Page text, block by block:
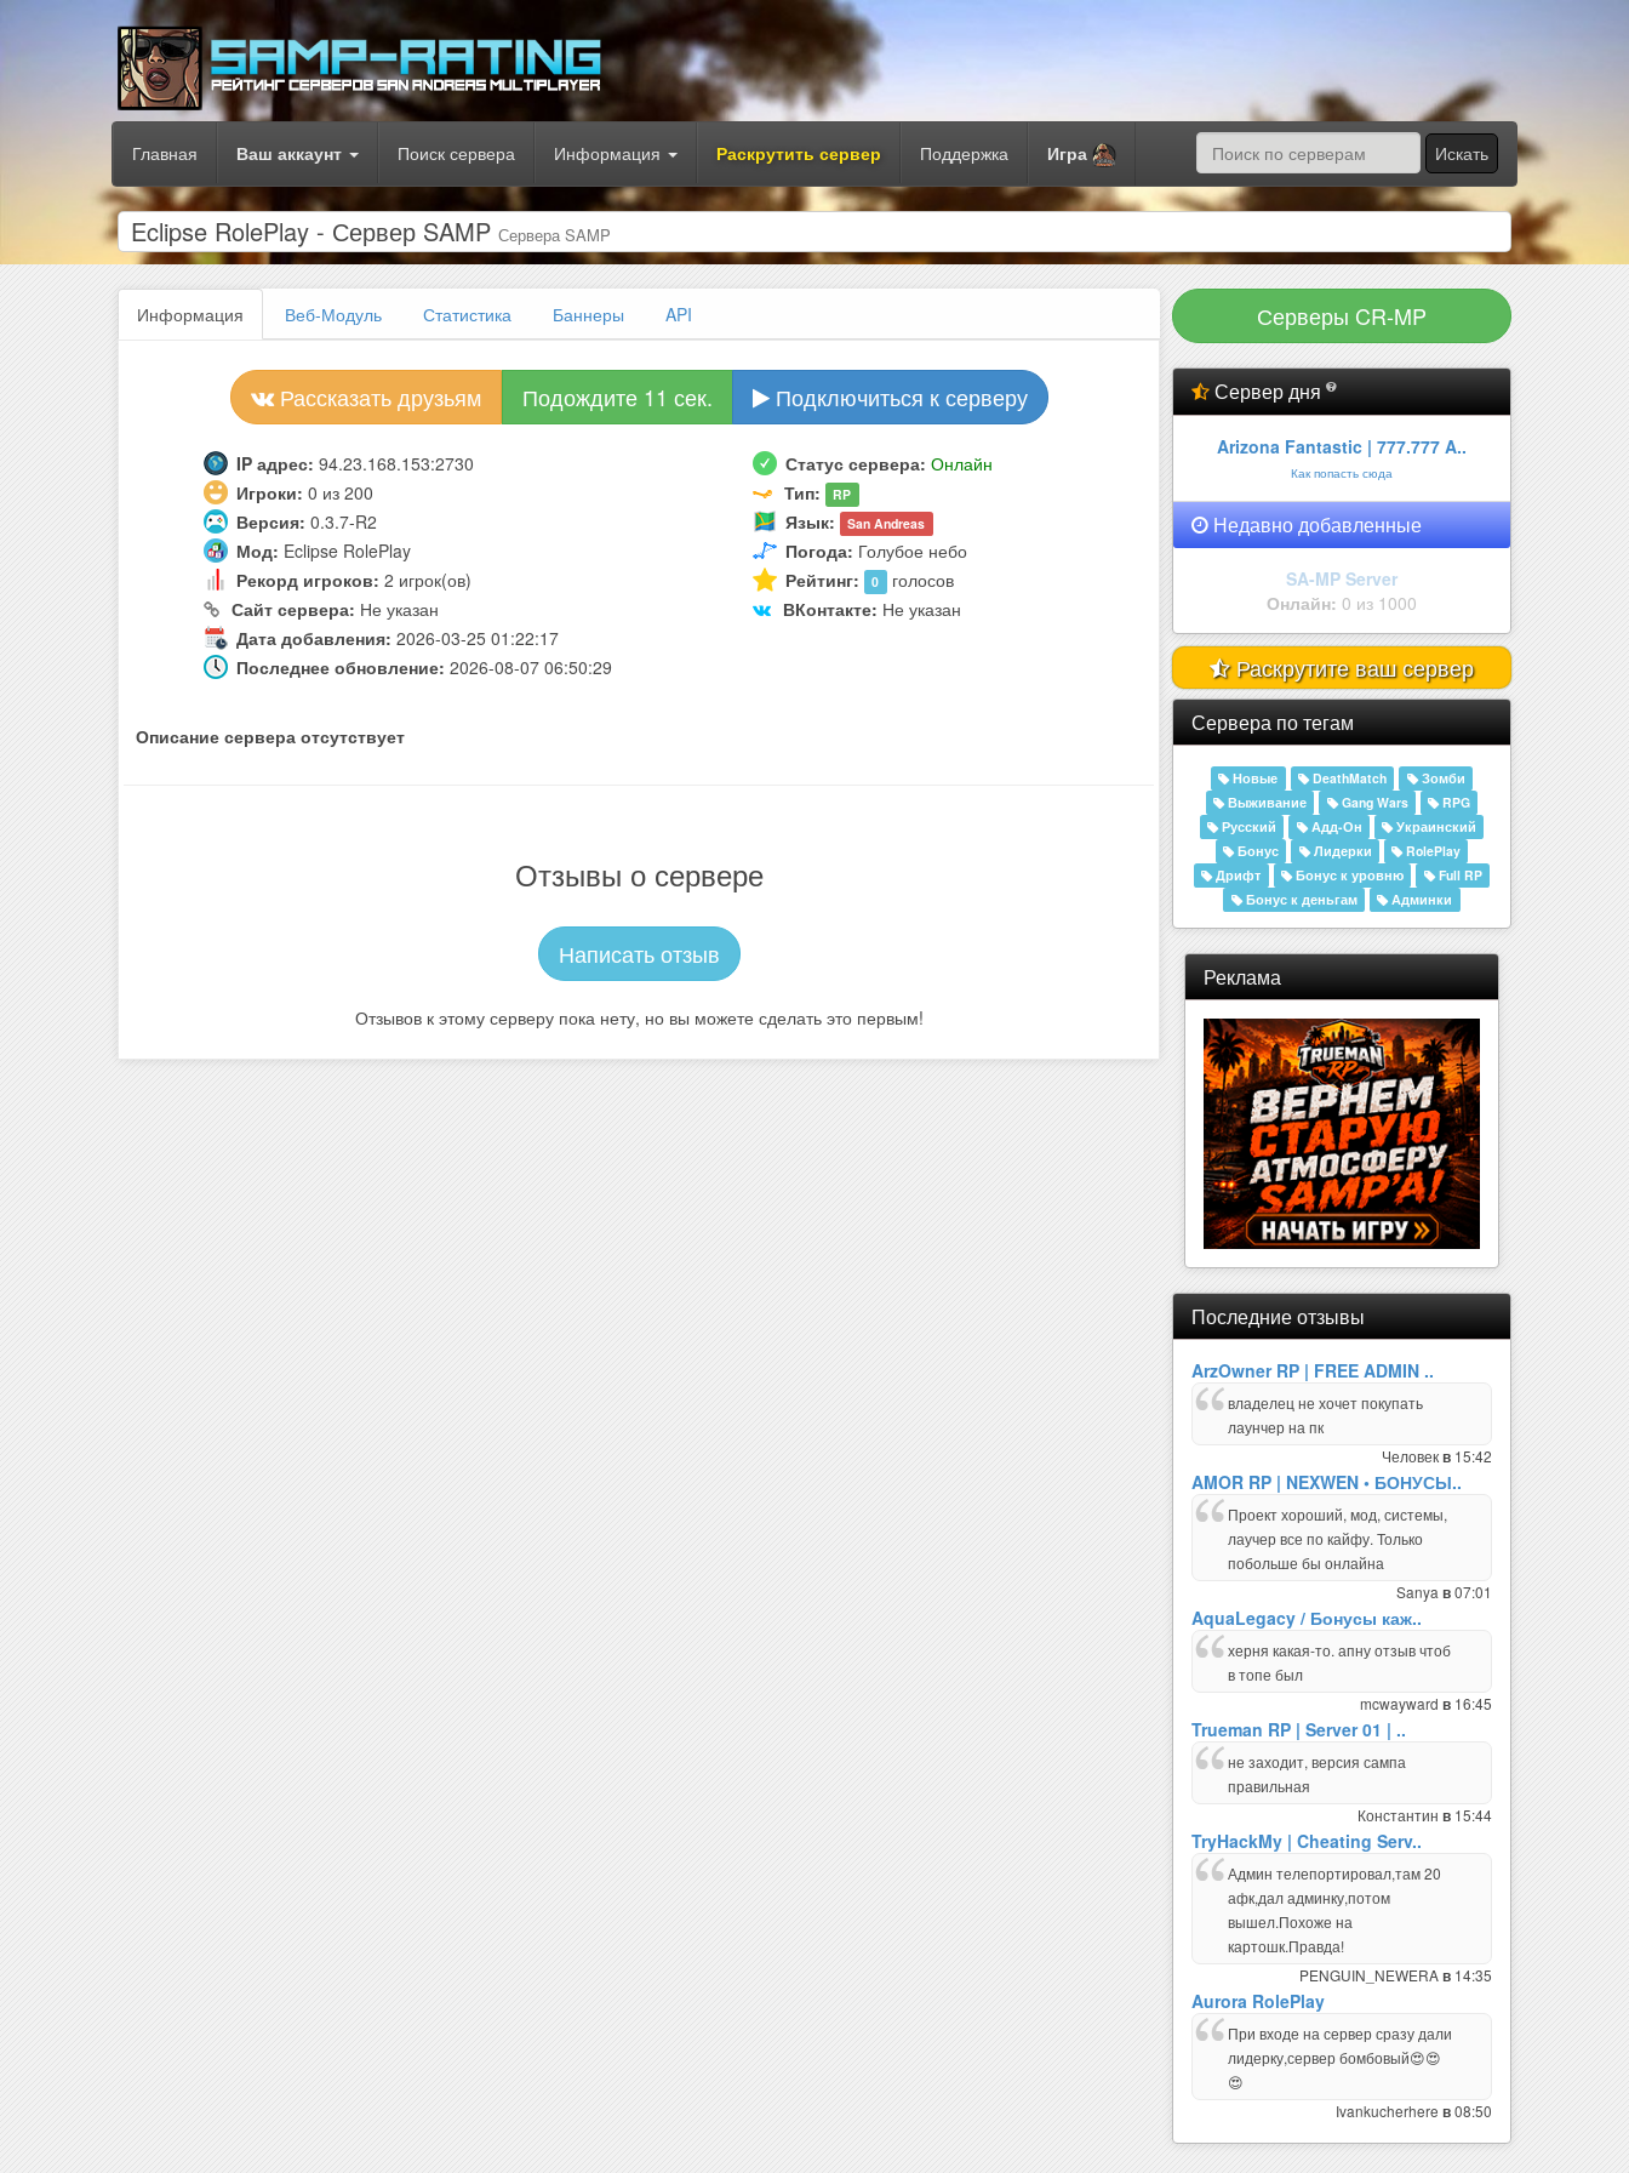
Главная Ваш аккаунт Поиск сервера Информация Раскрутить сервер Поддержка Игра Искать
Eclipse RolePlay - Сервер SAMP Сервера SAMP
Информация Веб-Модуль Статистика Баннеры API
Рассказать друзьям Подождите 10 сек. Подключиться к серверу
IP адрес: 94.23.168.153:2730 Статус сервера: Онлайн
Игроки: 0 из 200 Тип: RP
Версия: 0.3.7-R2 Язык: San Andreas
Мод: Eclipse RolePlay Погода: Голубое небо
Рекорд игроков: 2 игрок(ов) Рейтинг: 0 голосов
Сайт сервера: Не указан ВКонтакте: Не указан
Дата добавления: 2026-03-25 01:22:17
Последнее обновление: 2026-08-07 06:50:29
Описание сервера отсутствует
Отзывы о сервере
Написать отзыв
Отзывов к этому серверу пока нету, но вы можете сделать это первым!
Серверы CR-MP
Сервер дня
Arizona Fantastic | 777.777 A..
Как попасть сюда
Недавно добавленные
Amelor Sakura | 25.000.000 | Р..
Онлайн: 0 из 555
Раскрутите ваш сервер
Сервера по тегам
Новые DeathMatch
Зомби
Выживание
Gang Wars
RPG
Русский
Адд-Он
Украинский
Бонус
Лидерки
RolePlay
Дрифт
Бонус к уровню
Full RP
Бонус к деньгам
Админки
Реклама
Последние отзывы
ArzOwner RP | FREE ADMIN ..
владелец не хочет покупать
лаунчер на пк
Человекв 15:42
AMOR RP | NEXWEN • БОНУСЫ..
Проект хороший, мод, системы,
лаучер все по кайфу. Только
побольше бы онлайна
Sanya в07:01
AquaLegacy / Бонусы каж..
херня какая-то. апну отзыв чтоб
в топе был
mcwayward в 16:45
Trueman RP | Server 01 | ..
не заходит, версия сампа
правильная
Константин в 15:44
TryHackMy | Cheating Serv..
Админ телепортировал,там 20
афк,дал админку,потом
вышел.Похоже на
картошк.Правда!
PENGUIN_NEWERAв 14:35
Aurora RolePlay
При входе на сервер сразу дали
лидерку,сервер бомбовый😍😍
😍
Ivankucherhere в08:50